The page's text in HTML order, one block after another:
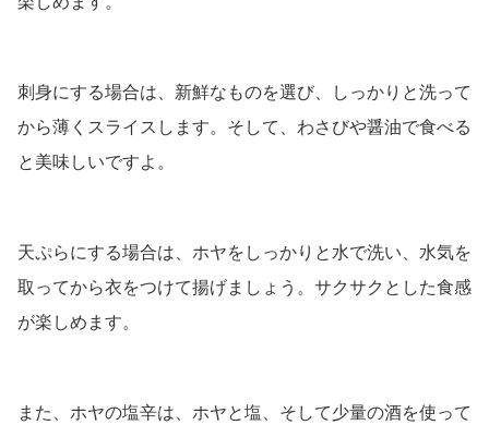
刺身にする場合は、新鮮なものを選び、しっかりと洗って
から薄くスライスします。そして、わさびや醤油で食べる
と美味しいですよ。
天ぷらにする場合は、ホヤをしっかりと水で洗い、水気を
取ってから衣をつけて揚げましょう。サクサクとした食感
が楽しめます。
また、ホヤの塩辛は、ホヤと塩、そして少量の酒を使って